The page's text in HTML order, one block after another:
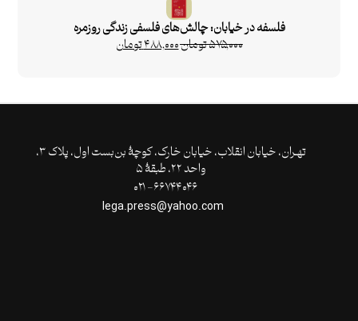
فلسفه در خیابان: چالش‌های فلسفی زندگی روزمره
۵۷۵,۰۰۰تومان۴۸۸,۰۰۰تومان
تهـران،‌ خیابان انقلاب، خیابان خارک، کوچۀ بن‌بست اول، پلاک ۳،
واحد ۲۲، طبقۀ ۵